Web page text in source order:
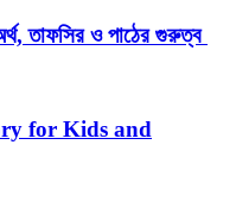
তাফসির ও পাঠের গুরুত্ব
for Kids and